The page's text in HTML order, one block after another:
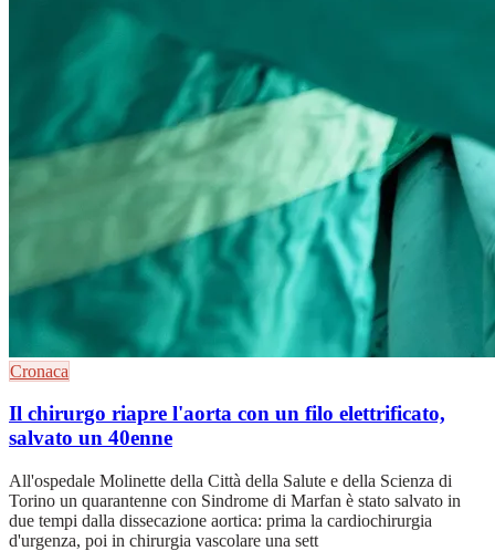
Cronaca
Il chirurgo riapre l'aorta con un filo elettrificato,
salvato un 40enne
All'ospedale Molinette della Città della Salute e della Scienza di
Torino un quarantenne con Sindrome di Marfan è stato salvato in
due tempi dalla dissecazione aortica: prima la cardiochirurgia
d'urgenza, poi in chirurgia vascolare una sett